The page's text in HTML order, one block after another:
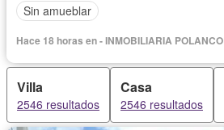
Sin amueblar
Hace 18 horas en - INMOBILIARIA POLANCO
Villa
2546 resultados
Casa
2546 resultados